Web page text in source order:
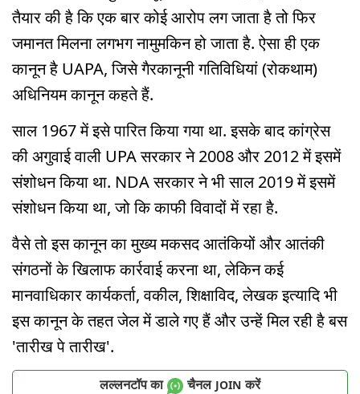
तैयार की है कि एक बार कोई आरोप लग जाता है तो फिर
जमानत मिलना लगभग नामुमकिन हो जाता है. ऐसा ही एक
कानून है UAPA, जिसे गैरकानूनी गतिविधियां (रोकथाम)
अधिनियम कानून कहते हैं.
साल 1967 में इसे पारित किया गया था. इसके बाद कांग्रेस
की अगुवाई वाली UPA सरकार ने 2008 और 2012 में इसमें
संशोधन किया था. NDA सरकार ने भी साल 2019 में इसमें
संशोधन किया था, जो कि काफी विवादों में रहा है.
वैसे तो इस कानून का मुख्य मकसद आतंकियों और आतंकी
संगठनों के खिलाफ कार्रवाई करना था, लेकिन कई
मानवाधिकार कार्यकर्ता, वकील, शिक्षाविद, लेखक इत्यादि भी
इस कानून के तहत जेल में डाले गए हैं और उन्हें मिल रही है बस
'तारीख पे तारीख'.
लल्लनटॉप का चैनल JOIN करें